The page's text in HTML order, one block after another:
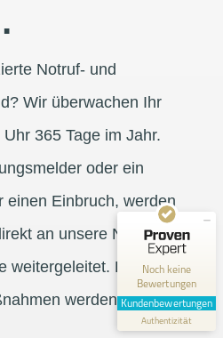
Notruf- und
Wir überwachen Ihr
365 Tage im Jahr.
oder ein
einen Einbruch, werden
an unsere Notruf-
weitergeleitet. Die zuvor
werden direkt
Noch keine
Bewertungen
Kundenbewertungen
Authentizität
Kundenbewertungen und Erfahrungen zu
0,00 / 5,00
Sie mehr über dieses Bewertungssiegel
1.1.1970